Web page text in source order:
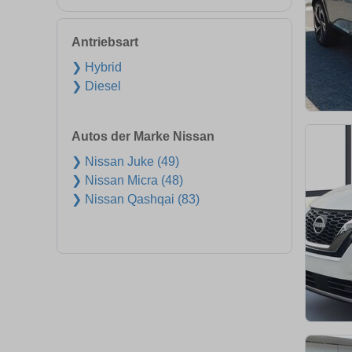
Antriebsart
❯ Hybrid
❯ Diesel
Autos der Marke Nissan
❯ Nissan Juke (49)
❯ Nissan Micra (48)
❯ Nissan Qashqai (83)